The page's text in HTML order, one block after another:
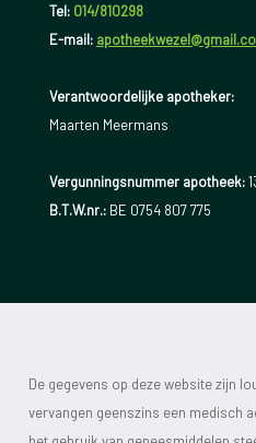
Tel: 014/810298
E-mail:
Verantwoordelijke apotheker:
Maarten Meermans
Vergunningsnummer apotheek:
B.T.W.nr.:BE 0754 807 775
De gegevens op deze website zijn
vervangen geenszins een medisch